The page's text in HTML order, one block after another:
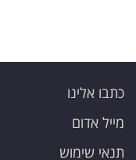
כתבו אלינו
מייל אדום
תנאי שימוש